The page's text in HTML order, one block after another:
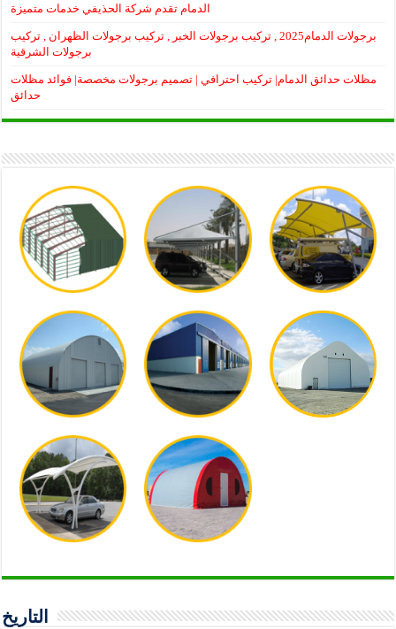
الدمام تقدم شركة الحذيفي خدمات متميزة
برجولات الدمام2025 , تركيب برجولات الخبر , تركيب برجولات الظهران , تركيب
برجولات الشرقية
مظلات حدائق الدمام| تركيب احترافي | تصميم برجولات مخصصة| فوائد مظلات
حدائق
التاريخ